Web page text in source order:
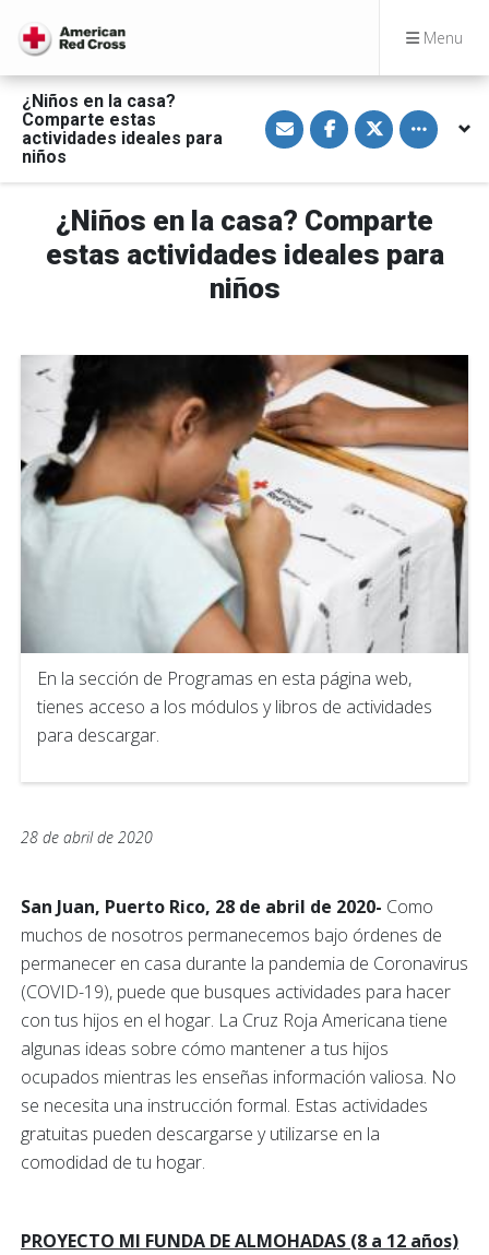
Menu
¿Niños en la casa?
Comparte estas
actividades ideales para
niños
S
h
a
i
a
E
m
a
S
h
a
F
a
c
e
S
h
a
T
w
i
t
Toggle
¿Niños en la casa? Comparte
estas actividades ideales para
niños
En la sección de Programas en esta página web,
tienes acceso a los módulos y libros de actividades
para descargar.
28 de abril de 2020
San Juan, Puerto Rico, 28 de abril de 2020- Como
muchos de nosotros permanecemos bajo órdenes de
permanecer en casa durante la pandemia de Coronavirus
(COVID-19), puede que busques actividades para hacer
con tus hijos en el hogar. La Cruz Roja Americana tiene
algunas ideas sobre cómo mantener a tus hijos
ocupados mientras les enseñas información valiosa. No
se necesita una instrucción formal. Estas actividades
gratuitas pueden descargarse y utilizarse en la
comodidad de tu hogar.
PROYECTO MI FUNDA DE ALMOHADAS (8 a 12 años)